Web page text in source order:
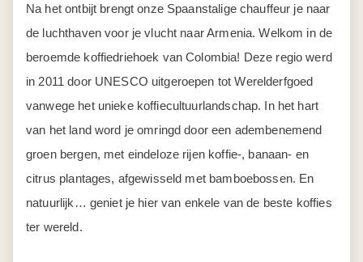
Na het ontbijt brengt onze Spaanstalige chauffeur je naar
de luchthaven voor je vlucht naar Armenia. Welkom in de
beroemde koffiedriehoek van Colombia! Deze regio werd
in 2011 door UNESCO uitgeroepen tot Werelderfgoed
vanwege het unieke koffiecultuurlandschap. In het hart
van het land word je omringd door een adembenemend
groen bergen, met eindeloze rijen koffie-, banaan- en
citrus plantages, afgewisseld met bamboebossen. En
natuurlijk… geniet je hier van enkele van de beste koffies
ter wereld.